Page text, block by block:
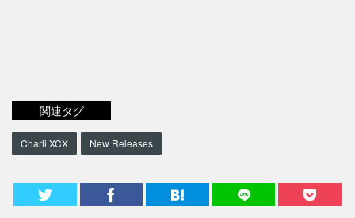
関連タグ
Charli XCX New Releases